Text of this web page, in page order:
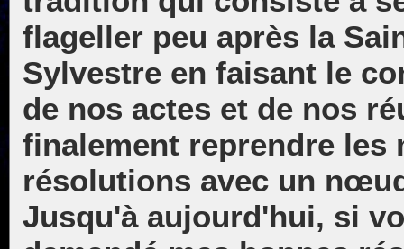
flageller peu après la
Sylvestre en faisant le
de nos actes et de nos
finalement reprendre les
résolutions avec un
Jusqu'à aujourd'hui, si